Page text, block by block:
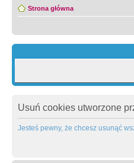
Strona główna
Usuń cookies utworzone
Jesteś pewny, że chcesz usunąć